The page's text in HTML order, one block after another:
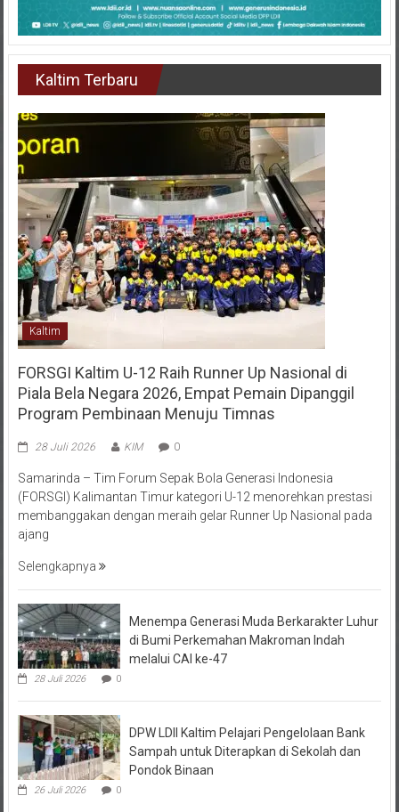
Kaltim Terbaru
Kaltim
FORSGI Kaltim U-12 Raih Runner Up Nasional di
Piala Bela Negara 2026, Empat Pemain Dipanggil
Program Pembinaan Menuju Timnas
(FORSGI) Kalimantan Timur kategori U-12 menorehkan prestasi
membanggakan dengan meraih gelar Runner Up Nasional pada
ajang
di Bumi Perkemahan Makroman Indah
melalui CAI ke-47
28 Juli 2026 0
Sampah untuk Diterapkan di Sekolah dan
Pondok Binaan
26 Juli 2026 0